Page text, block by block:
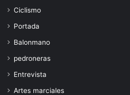
Ciclismo
Portada
Balonmano
pedroneras
Entrevista
Artes marciales